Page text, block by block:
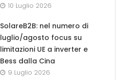
10 Luglio 2026
SolareB2B: nel numero di
luglio/agosto focus su
limitazioni UE a inverter e
Bess dalla Cina
9 Luglio 2026